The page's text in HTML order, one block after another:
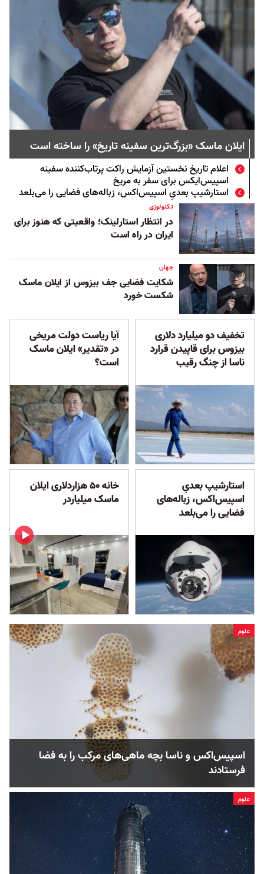
ایلان ماسک «بزرگ‌ترین سفینه تاریخ» را ساخته است
اعلام تاریخ نخستین آزمایش راکت پرتاب‌کننده سفینه
اسپیس‌ایکس برای سفر به مریخ
استارشیپ بعدیِ اسپیس‌اکس، زباله‌های فضایی را می‌بلعد
تکنولوژی
در انتظار استارلینک؛ واقعیتی که هنوز برای
ایران در راه است
جهان
شکایت فضایی جف بیزوس از ایلان ماسک
شکست خورد
تخفیف دو میلیارد دلاری
بیزوس برای قاپیدن قرارد
ناسا از چنگ رقیب
آیا ریاست دولت مریخی
در «تقدیر» ایلان ماسک
است؟
استارشیپ بعدیِ
اسپیس‌اکس، زباله‌های
فضایی را می‌بلعد
خانه ۵۰ هزاردلاری ایلان
ماسک میلیاردر
علوم
اسپیس‌اکس و ناسا بچه ماهی‌های مرکب را به فضا
فرستادند
علوم